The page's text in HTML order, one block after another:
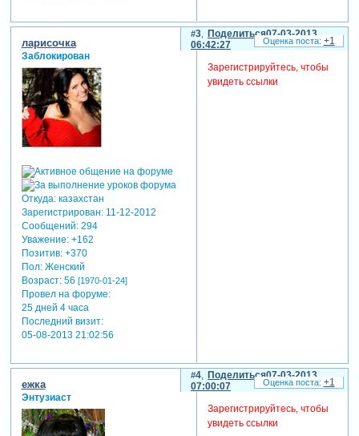
Поделиться
3
07-03-2013
06:42:27
ларисочка
Заблокирован
Откуда:казахстан
Зарегистрирован: 11-12-2012
Сообщений:294
Уважение: +162
Позитив: +370
Пол:Женский
Возраст:56 [1970-01-24]
Провел на форуме:
25 дней 4 часа
Последний визит:
05-08-2013 21:02:56
Зарегистрируйтесь, чтобы
увидеть ссылки
+1
Поделиться
4
07-03-2013
07:00:07
ежка
Энтузиаст
Зарегистрируйтесь, чтобы
увидеть ссылки
+1